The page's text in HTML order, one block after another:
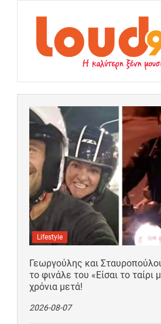
Lifestyle
Γεωργούλης και
το φινάλε του «Είσαι το ταίρι
χρόνια μετά!
2026-08-07